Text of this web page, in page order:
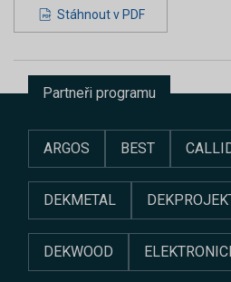
Stáhnout v PDF
Partneři programu
ARGOS BEST
DEKMETAL
DEKWOOD